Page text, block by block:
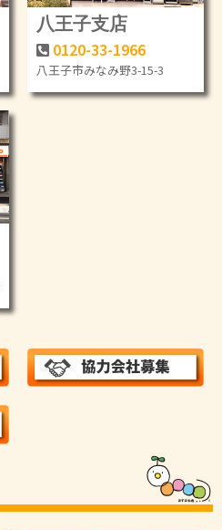
八王子支店
0120-33-1966
八王子市みなみ野3-15-3